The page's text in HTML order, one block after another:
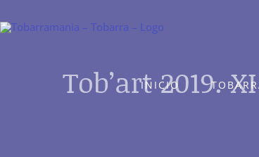
al
INICIO
Tob’art 2019.